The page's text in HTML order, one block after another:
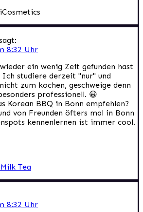
8:32 Uhr
ein wenig Zeit gefunden hast
Ich studiere derzeit "nur" und
zum kochen, geschweige denn
professionell. 😀
Korean BBQ in Bonn empfehlen?
von Freunden öfters mal in Bonn
kennenlernen ist immer cool.
Tea
8:32 Uhr